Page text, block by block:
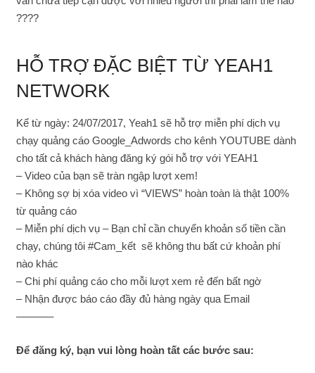
????
HỖ TRỢ ĐẶC BIỆT TỪ YEAH1
NETWORK
Kể từ ngày: 24/07/2017, Yeah1 sẽ hỗ trợ miễn phí dịch vụ
chạy quảng cáo Google_Adwords cho kênh YOUTUBE dành
cho tất cả khách hàng đăng ký gói hỗ trợ với YEAH1
– Video của bạn sẽ tràn ngập lượt xem!
– Không sợ bị xóa video vì “VIEWS” hoàn toàn là thật 100%
từ quảng cáo
– Miễn phí dịch vụ – Bạn chỉ cần chuyển khoản số tiền cần
chạy, chúng tôi #Cam_kết sẽ không thu bất cứ khoản phí
nào khác
– Chi phí quảng cáo cho mỗi lượt xem rẻ đến bất ngờ
– Nhận được báo cáo đầy đủ hàng ngày qua Email
———–
Để đăng ký, bạn vui lòng hoàn tất các bước sau: